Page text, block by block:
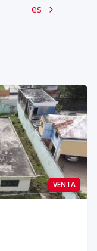
es
VENTA